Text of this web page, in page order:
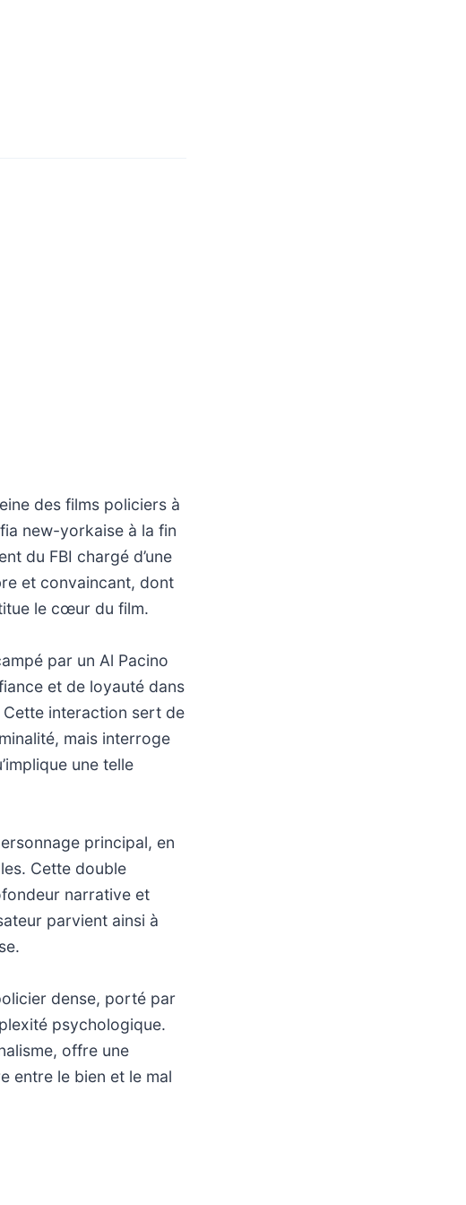
des films policiers à
new-yorkaise à la fin
du FBI chargé d’une
et convaincant, dont
le cœur du film.
par un Al Pacino
et de loyauté dans
interaction sert de
mais interroge
une telle
principal, en
Cette double
narrative et
parvient ainsi à
dense, porté par
psychologique.
offre une
entre le bien et le mal